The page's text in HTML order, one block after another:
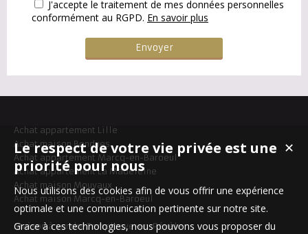
J'accepte le traitement de mes données personnelles
conformément au RGPD. En savoir plus
Achat appartement Lille
Achat maison Bondues
Achat appartement Marcq-en-Baroeul
Achat appartement La Madeleine
Achat maison Mouvaux
Achat maison Marcq-en-Baroeul
Maison à vendre Templeuve-en-Pévèle
✕
Le respect de votre vie privée est une
priorité pour nous
Nous utilisons des cookies afin de vous offrir une expérience
optimale et une communication pertinente sur notre site.
Grace à ces technologies, nous pouvons vous proposer du